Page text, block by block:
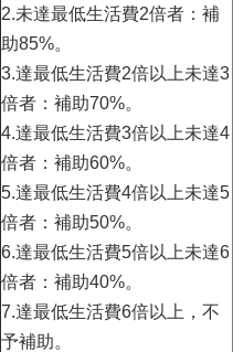
2.未達最低生活費2倍者：補
助85%。
3.達最低生活費2倍以上未達3
倍者：補助70%。
4.達最低生活費3倍以上未達4
倍者：補助60%。
5.達最低生活費4倍以上未達5
倍者：補助50%。
6.達最低生活費5倍以上未達6
倍者：補助40%。
7.達最低生活費6倍以上，不
予補助。